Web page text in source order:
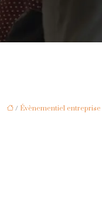
/ Évènementiel entreprise